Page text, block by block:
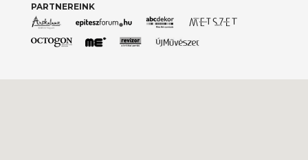
PARTNEREINK